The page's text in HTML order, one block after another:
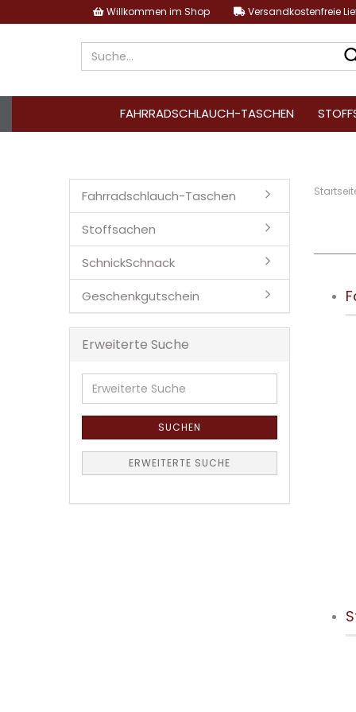
Willkommen im Shop Versandkostenfreie
FAHRRADSCHLAUCH-TASCHEN
Fahrradschlauch-Taschen
Stoffsachen
SchnickSchnack
Geschenkgutschein
Erweiterte Suche
Erweiterte
Suche
SUCHEN
ERWEITERTE SUCHE